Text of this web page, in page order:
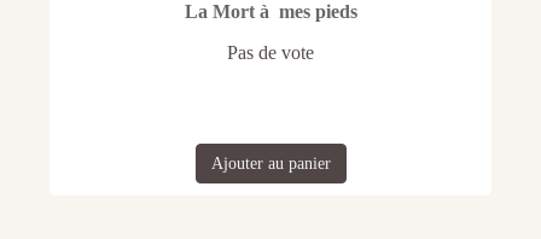
La Mort à mes pieds
Pas de vote
Ajouter au panier